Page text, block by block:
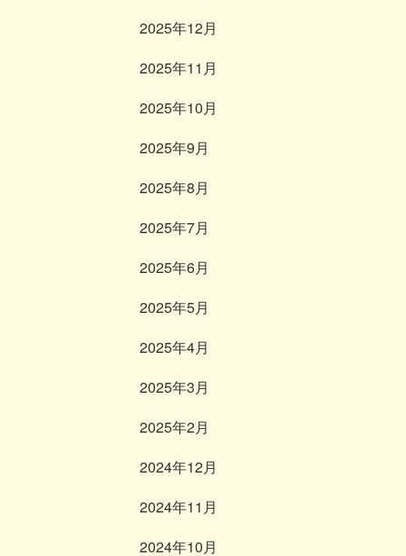
2025年12月
2025年11月
2025年10月
2025年9月
2025年8月
2025年7月
2025年6月
2025年5月
2025年4月
2025年3月
2025年2月
2024年12月
2024年11月
2024年10月